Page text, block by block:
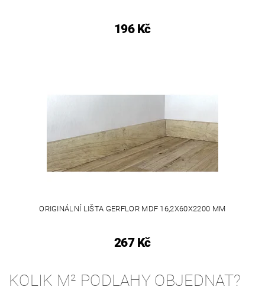
196 Kč
ORIGINÁLNÍ LIŠTA GERFLOR MDF 16,2X60X2200 MM
267 Kč
KOLIK M² PODLAHY OBJEDNAT?